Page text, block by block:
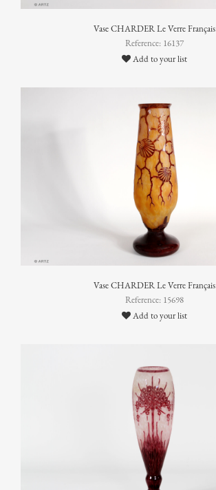
Vase CHARDER Le Verre Français
Reference: 16137
Add to your list
Vase CHARDER Le Verre Français
Reference: 15698
Add to your list